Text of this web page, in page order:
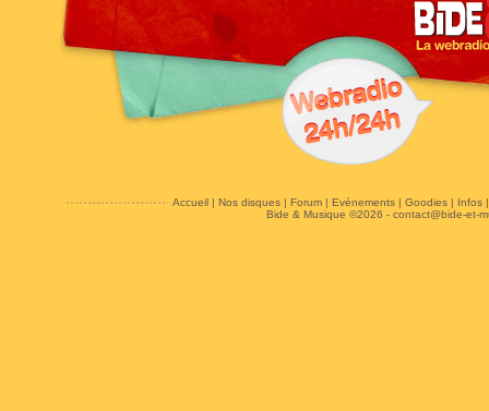
Accueil| Nos disques| Forum| Evénements| Goodies| Infos
Bide & Musique ©2026 - contact@bide-et-